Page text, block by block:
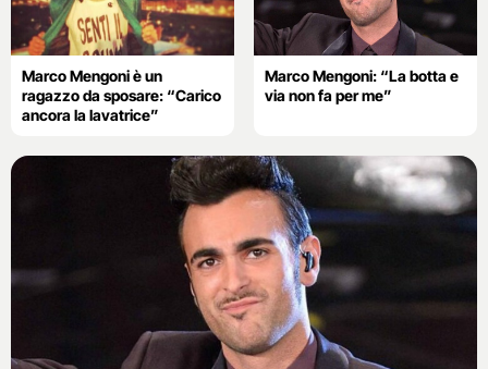
Marco Mengoni è un
ragazzo da sposare: “Carico
ancora la lavatrice”
Marco Mengoni: “La botta e
via non fa per me”